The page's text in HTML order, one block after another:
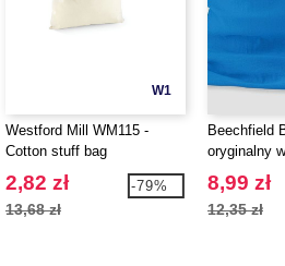
W1
Westford Mill WM115 -
Cotton stuff bag
2,82 zł
13,68 zł
-79%
Beechfield
oryginalny
ocieplacz
8,99 zł
12,35 zł